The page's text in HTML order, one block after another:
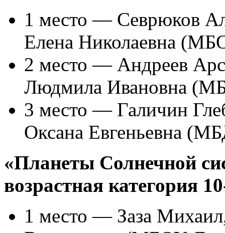
1 место — Севрюков
Елена Николаевна
2 место — Андреев
Людмила Ивановна
3 место — Галичин
Оксана Евгеньевна
«Планеты Солнечной
возрастная категория
1 место — Заза